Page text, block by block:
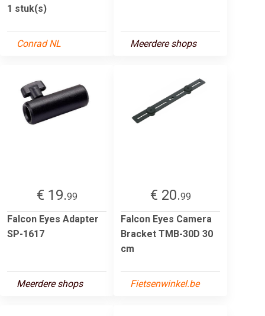
1 stuk(s)
Conrad NL Meerdere shops
€ 19.99
Falcon Eyes Adapter
SP-1617
Meerdere shops
€ 20.99
Falcon Eyes Camera
Bracket TMB-30D 30
cm
Fietsenwinkel.be